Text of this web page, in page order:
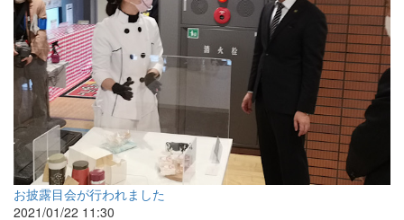
お披露目会が行われました
2021/01/22 11:30